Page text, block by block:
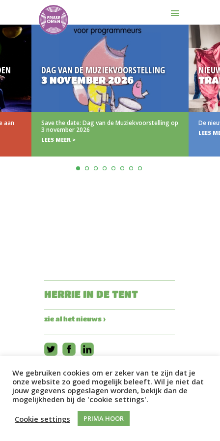
aan
DAG VAN DE MUZIEKVOORSTELLING
3 NOVEMBER 2026
Save the date: Dag van de Muziekvoorstelling op
3 november 2026
LEES MEER >
De
LEES
HERRIE IN DE TENT
zie al het nieuws ›
We gebruiken cookies om er zeker van te zijn dat je
onze website zo goed mogelijk beleeft. Wil je niet dat
jouw gegevens opgeslagen worden, bekijk dan de
mogelijkheden bij de 'cookie settings'.
Cookie settings
PRIMA HOOR